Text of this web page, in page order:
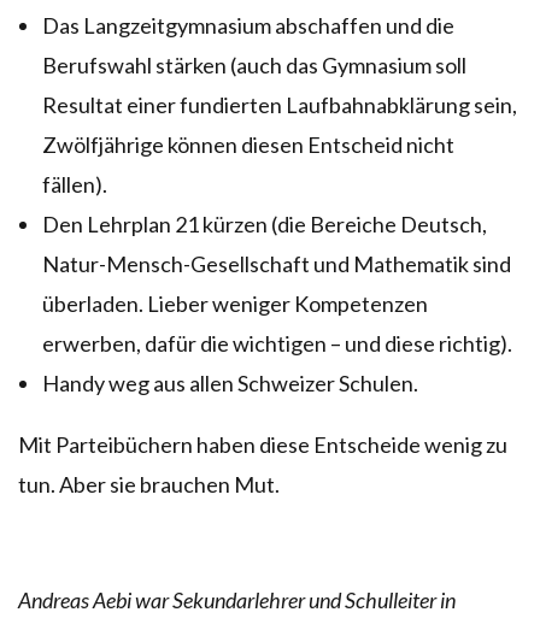
Das Langzeitgymnasium abschaffen und die
Berufswahl stärken (auch das Gymnasium soll
Resultat einer fundierten Laufbahnabklärung sein,
Zwölfjährige können diesen Entscheid nicht
fällen).
Den Lehrplan 21 kürzen (die Bereiche Deutsch,
Natur-Mensch-Gesellschaft und Mathematik sind
überladen. Lieber weniger Kompetenzen
erwerben, dafür die wichtigen – und diese richtig).
Handy weg aus allen Schweizer Schulen.
Mit Parteibüchern haben diese Entscheide wenig zu
tun. Aber sie brauchen Mut.
Andreas Aebi war Sekundarlehrer und Schulleiter in